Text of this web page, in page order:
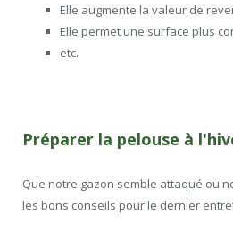
Elle augmente la valeur de
Elle permet une surface plus
etc.
Préparer la pelouse à
Que notre gazon semble attaqué ou
les bons conseils pour le dernier